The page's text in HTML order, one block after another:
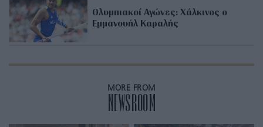
Ολυμπιακοί Αγώνες: Χάλκινος ο
Εμμανουήλ Καραλής
MORE FROM
NEWSROOM